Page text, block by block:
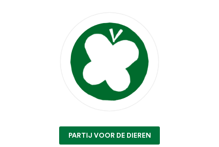
PARTIJ VOOR DE DIEREN